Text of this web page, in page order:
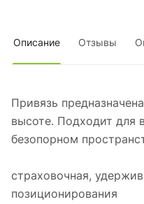
Описание Отзывы
Привязь
высоте. Подходит для
безопорном
страховочная,
позиционирования